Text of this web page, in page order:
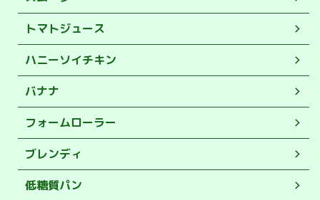
トマトジュース
ハニーソイチキン
バナナ
フォームローラー
ブレンディ
低糖質パン